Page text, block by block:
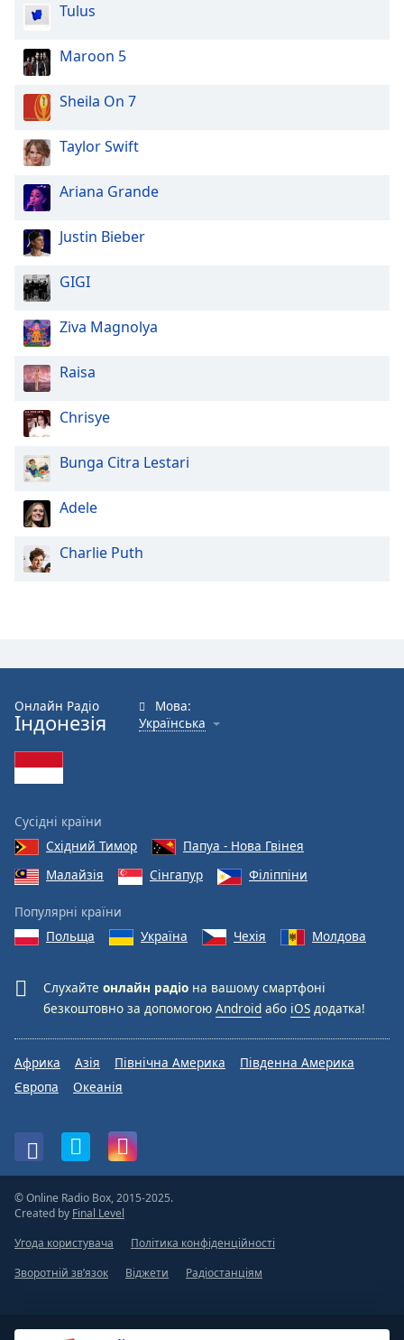
Font
Family
Reset
Done
Close
Modal
Dialog
End
dialog
window.
Tulus
Maroon 5
Sheila On 7
Taylor Swift
Ariana Grande
Justin Bieber
GIGI
Ziva Magnolya
Raisa
Chrisye
Bunga Citra Lestari
Adele
Charlie Puth
Онлайн Радіо
Індонезія
Мова:
Українська
Сусідні країни
Східний Тимор
Папуа - Нова Гвінея
Малайзія
Сінгапур Філіппіни
Популярні країни
Польща
Україна Чехія Молдова
Слухайте онлайн радіо на вашому смартфоні
безкоштовно за допомогою Android або iOS додатка!
Африка Азія Північна Америка
Південна Америка
Європа
Океанія
© Online Radio Box, 2015-2025.
Created by Final Level
Угода користувача
Політика конфіденційності
Зворотній зв’язок
Віджети Радіостанціям